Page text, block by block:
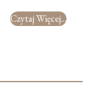
Czytaj Więcej...